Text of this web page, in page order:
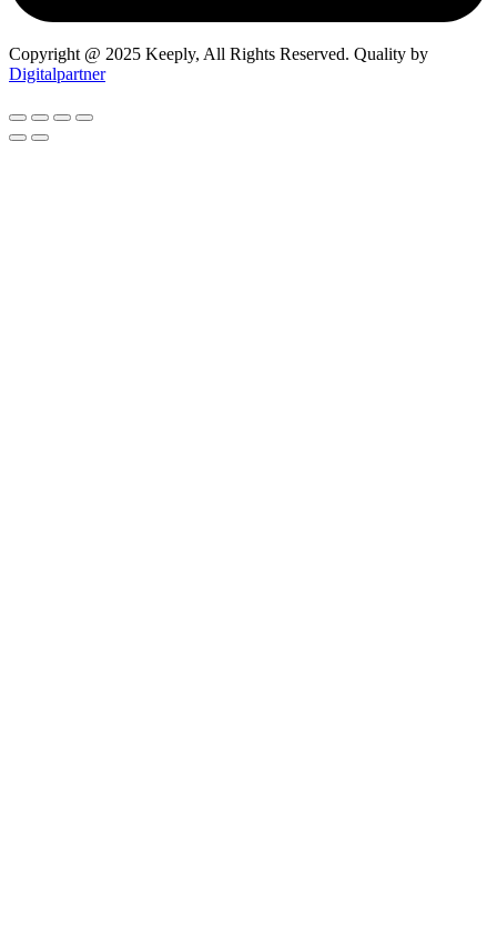
Copyright @ 2025 Keeply, All Rights Reserved. Quality by
Digitalpartner